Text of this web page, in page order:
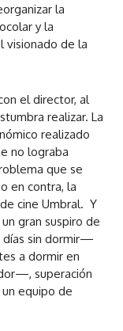
la
y la
visionado de la
el director, al
realizar. La
realizado
no lograba
que se
en contra, la
cine Umbral. Y
gran suspiro de
días sin dormir—
a dormir en
superación
equipo de